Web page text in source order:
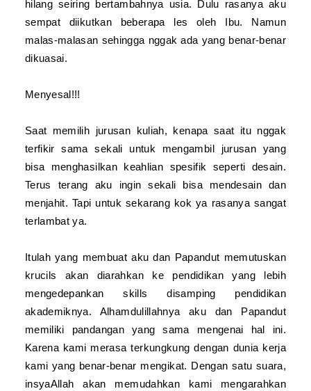
hilang seiring bertambahnya usia. Dulu rasanya aku
sempat diikutkan beberapa les oleh Ibu. Namun
malas-malasan sehingga nggak ada yang benar-benar
dikuasai.
Menyesal!!!
Saat memilih jurusan kuliah, kenapa saat itu nggak
terfikir sama sekali untuk mengambil jurusan yang
bisa menghasilkan keahlian spesifik seperti desain.
Terus terang aku ingin sekali bisa mendesain dan
menjahit. Tapi untuk sekarang kok ya rasanya sangat
terlambat ya.
Itulah yang membuat aku dan Papandut memutuskan
krucils akan diarahkan ke pendidikan yang lebih
mengedepankan skills disamping pendidikan
akademiknya. Alhamdulillahnya aku dan Papandut
memiliki pandangan yang sama mengenai hal ini.
Karena kami merasa terkungkung dengan dunia kerja
kami yang benar-benar mengikat. Dengan satu suara,
insyaAllah akan memudahkan kami mengarahkan